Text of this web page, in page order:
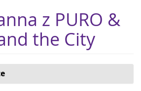
z PURO &
the City